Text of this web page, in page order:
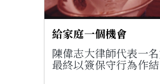
給家庭一個機會
陳偉志大律師代表一
最終以簽保守行為作結